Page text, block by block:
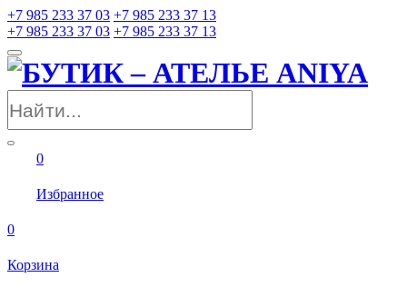
+7 985 233 37 03 +7 985 233 37 13
+7 985 233 37 03 +7 985 233 37 13
0
Избранное
0
Корзина